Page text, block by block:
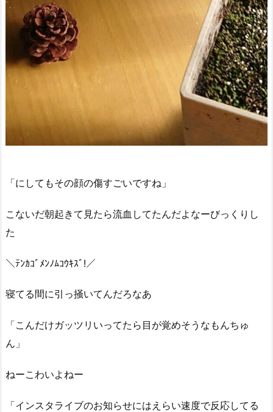
「にしてもその顔の傷すごいですね」
こないだ朝起きて見たら流血してたんだよなーびっくりし
た
＼ﾃﾝｶｺﾞﾒﾝﾉﾑｺｳｷｽﾞ!／
寝てる間に引っ掻いてんだろなあ
「こんだけガッツリいってたら目が覚めそうなもんちゅ
ん」
ねーこわいよねー
「インスタライブのお知らせにはえらい速度で反応してる